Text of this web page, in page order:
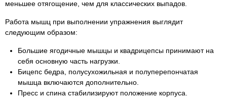
меньшее отягощение, чем для классических выпадов.
Работа мышц при выполнении упражнения выглядит
следующим образом:
Большие ягодичные мышцы и квадрицепсы принимают на
себя основную часть нагрузки.
Бицепс бедра, полусухожильная и полуперепончатая
мышца включаются дополнительно.
Пресс и спина стабилизируют положение корпуса.